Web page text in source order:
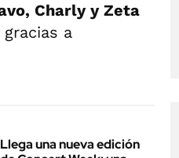
Charly y Zeta
a
Llega una nueva edición